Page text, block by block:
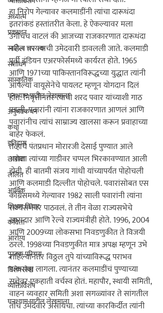
अध्यात्म
प्रकाशन
साहित्य चपराक
संशोधन
सांस्कृतिक
घनश्याम पाटील लेखमाला
अनुभवकथन
कथा
इतिहास
लाडोबा
ललित
आर्थिक
शिक्षण विचार
कविता
आरोग्य
पुस्तक परिचय
विशेष लेख
व्यक्तिविशेष
घनश्याम पाटील लेखमाला
हा निरोप गेल्यावर कलमाडींनी त्यांचा दारूधंदा
इतरांकडं हस्तांतरीत केला. हे ऐकल्यावर मला
उगीचच वाटलं की आजच्या राजकारणात दारूधंदा
नसेल तर त्याची उमेदवारी डावलली जाते. कलमाडी
पूर्वी इंडियन एअरफोर्समध्ये कार्यरत होते. 1965
आणि 1971च्या पाकिस्तानविरूद्धच्या युद्धात त्यांनी
आपल्या वायूसेनेचे पायलट म्हणून योगदान दिलं
होतं. निवृत्तीनंतर त्यांची शरद पवार यांच्याशी गाठ
पडली. पवारांनी त्यांना राजकारणात आणलं आणि
पवारांनीच त्यांचं साम्राज्य खालसा करून प्रवाहाच्या
तेव्हाचे पंतप्रधान मोरारजी देसाई पुण्यात आले
असता त्यांच्या गाडीवर चप्पल भिरकावण्यात आली
होती. ही बातमी संजय गांधी यांच्यापर्यंत पोहोचली
आणि कलमाडी दिल्लीत पोहोचले. पवारांसोबत एस
काँग्रेसमध्ये गेल्यावर 1982 साली पवारांनी त्यांना
राज्यसभेवर पाठवलं. ते तीन वेळा राज्यसभेचे
खासदार आणि रेल्वे राज्यमंत्रीही होते. 1996, 2004
आणि 2009च्या लोकसभा निवडणुकीत ते विजयी
ठरले. 1998च्या निवडणुकीत मात्र अपक्ष म्हणून उभे
राहिल्यानंतर विठ्ठल तुपे यांच्याविरूद्ध पराभव
पत्करावा लागला. त्यानंतर कलमाडींचं पुण्याच्या
सत्तेवर एकहाती वर्चस्व होतं. महापौर, स्थायी समिती,
वाहन व्यवहार समिती अशा सगळ्यांवर ते सांगतील
तोच उमेदवार असायचा. त्यांच्या कारकिर्दीत त्यांनी